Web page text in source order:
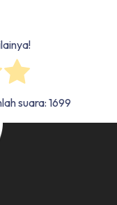
suara:1699